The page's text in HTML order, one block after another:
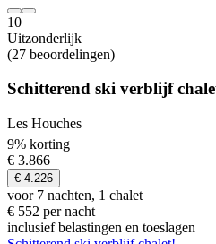
10
Uitzonderlijk
(27 beoordelingen)
Schitterend ski verblijf
Les Houches
9% korting
€ 3.866
€ 4.226
voor 7 nachten, 1 chalet
€ 552 per nacht
inclusief belastingen en toeslagen